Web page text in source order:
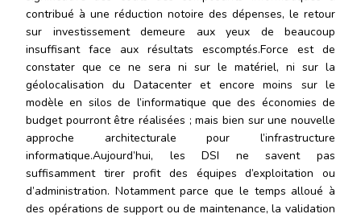
contribué à une réduction notoire des dépenses, le retour
sur investissement demeure aux yeux de beaucoup
insuffisant face aux résultats escomptés.Force est de
constater que ce ne sera ni sur le matériel, ni sur la
géolocalisation du Datacenter et encore moins sur le
modèle en silos de l’informatique que des économies de
budget pourront être réalisées ; mais bien sur une nouvelle
approche architecturale pour l’infrastructure
informatique.Aujourd’hui, les DSI ne savent pas
suffisamment tirer profit des équipes d’exploitation ou
d’administration. Notamment parce que le temps alloué à
des opérations de support ou de maintenance, la validation